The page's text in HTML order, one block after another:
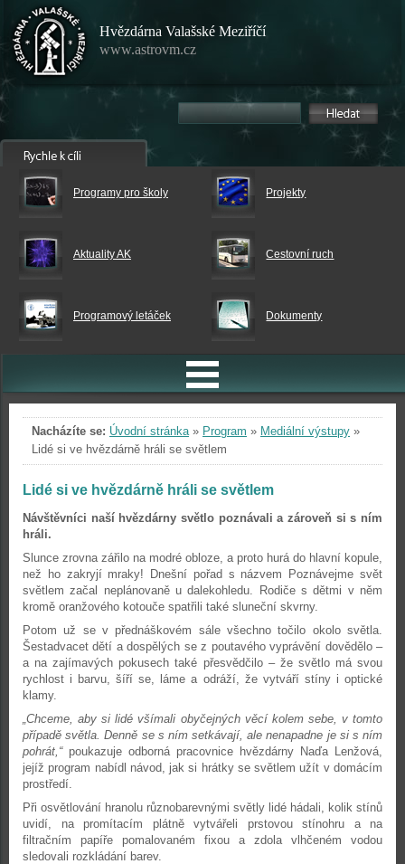
Hvězdárna Valašské Meziříčí
www.astrovm.cz
Programy pro školy Projekty
Aktuality AK Cestovní ruch
Programový letáček Dokumenty
Nacházíte se: Úvodní stránka» Program » Mediální výstupy »
Lidé si ve hvězdárně hráli se světlem
Lidé si ve hvězdárně hráli se světlem
Návštěvníci naší hvězdárny světlo poznávali a zároveň si s ním
hráli.
Slunce zrovna zářilo na modré obloze, a proto hurá do hlavní kopule,
než ho zakryjí mraky! Dnešní pořad s názvem Poznávejme svět
světlem začal neplánovaně u dalekohledu. Rodiče s dětmi v něm
kromě oranžového kotouče spatřili také sluneční skvrny.
Potom už se v přednáškovém sále všechno točilo okolo světla.
Šestadvacet dětí a dospělých se z poutavého vyprávění dovědělo –
a na zajímavých pokusech také přesvědčilo – že světlo má svou
rychlost i barvu, šíří se, láme a odráží, že vytváří stíny i optické
klamy.
„Chceme, aby si lidé všímali obyčejných věcí kolem sebe, v tomto
případě světla. Denně se s ním setkávají, ale nenapadne je si s ním
pohrát,“ poukazuje odborná pracovnice hvězdárny Naďa Lenžová,
jejíž program nabídl návod, jak si hrátky se světlem užít v domácím
prostředí.
Při osvětlování hranolu různobarevnými světly lidé hádali, kolik stínů
uvidí, na promítacím plátně vytvářeli prstovou stínohru a na
filtračním papíře pomalovaném fixou a zdola vlhčeném vodou
sledovali rozkládání barev.